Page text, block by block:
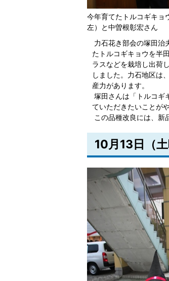
今年育てたトルコギキョ
左）と中曽根彰宏さん
力石花き部会の塚田治
たトルコギキョウを半
ラスなどを栽培し出荷
しました。力石地区は
産力があります。
塚田さんは「トルコギ
ていただきたいことが
この品種改良には、新
10月13日（